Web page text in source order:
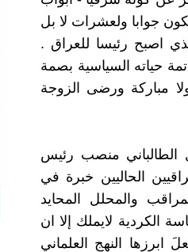
جوابا ولعشرات لا بل
اصبح رئيسا للعراق .
حياته السياسية بصمة
مباركة ورضى الزوجة
الطالباني منصب رئيس
الحاليين خبرة في
والمحلل المحايد
الكردية لايملك إلا ان
النهج العلماني